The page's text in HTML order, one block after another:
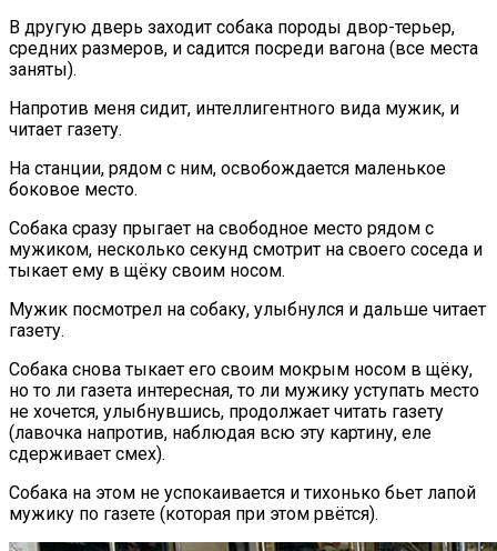
В другую дверь заходит собака породы двор-терьер,
средних размеров, и садится посреди вагона (все места
заняты).
Напротив меня сидит, интеллигентного вида мужик, и
читает газету.
На станции, рядом с ним, освобождается маленькое
боковое место.
Собака сразу прыгает на свободное место рядом с
мужиком, несколько секунд смотрит на своего соседа и
тыкает ему в щёку своим носом.
Мужик посмотрел на собаку, улыбнулся и дальше читает
газету.
Собака снова тыкает его своим мокрым носом в щёку,
но то ли газета интересная, то ли мужику уступать место
не хочется, улыбнувшись, продолжает читать газету
(лавочка напротив, наблюдая всю эту картину, еле
сдерживает смех).
Собака на этом не успокаивается и тихонько бьет лапой
мужику по газете (которая при этом рвётся).